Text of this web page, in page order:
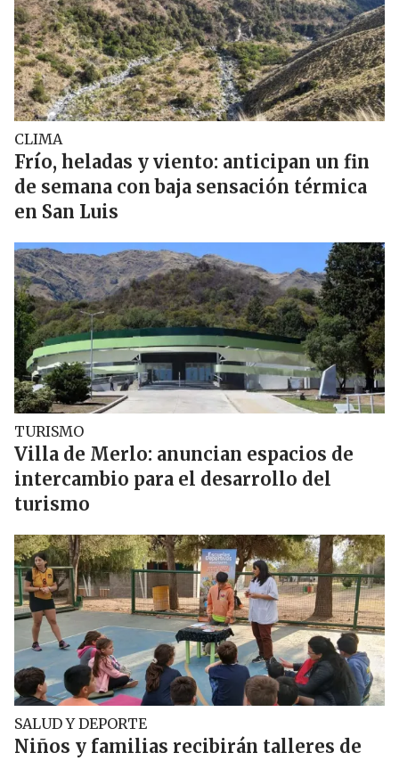
CLIMA
Frío, heladas y viento: anticipan un fin
de semana con baja sensación térmica
en San Luis
TURISMO
Villa de Merlo: anuncian espacios de
intercambio para el desarrollo del
turismo
SALUD Y DEPORTE
Niños y familias recibirán talleres de